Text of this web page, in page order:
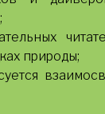
природы;